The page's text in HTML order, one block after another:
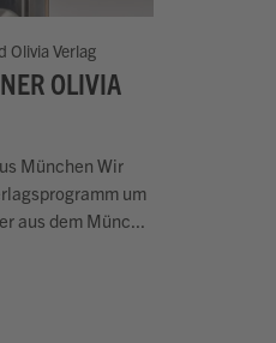
Olivia Verlag
OLIVIA
München Wir
um
aus dem Münc...